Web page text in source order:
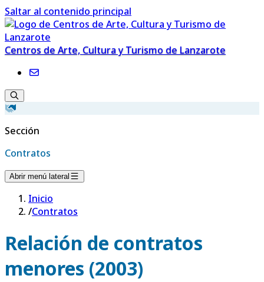
Saltar al contenido principal
Centros de Arte, Cultura y Turismo de Lanzarote
Sección
Contratos
Abrir menú lateral
Inicio
/Contratos
Relación de contratos
menores (2003)